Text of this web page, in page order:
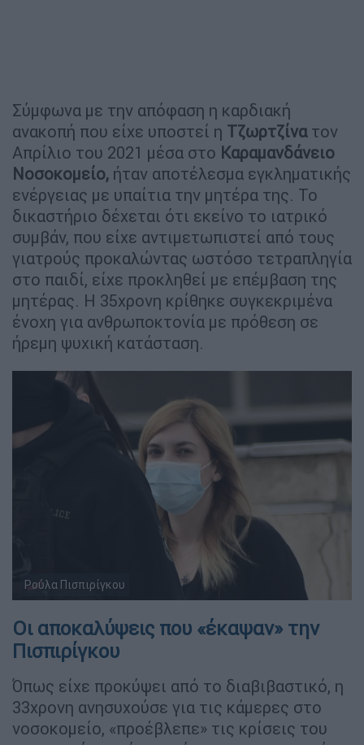
Σύμφωνα με την απόφαση η καρδιακή
ανακοπή που είχε υποστεί η Τζωρτζίνατον
Απρίλιο του 2021 μέσα στο Καραμανδάνειο
Νοσοκομείο, ήταν αποτέλεσμα εγκληματικής
ενέργειας με υπαίτια την μητέρα της. Το
δικαστήριο δέχεται ότι εκείνο το ιατρικό
συμβάν, που είχε αντιμετωπιστεί από τους
γιατρούς προκαλώντας ωστόσο τετραπληγία
στο παιδί, είχε προκληθεί με επέμβαση της
μητέρας. Η 35χρονη κρίθηκε συγκεκριμένα
ένοχη για ανθρωποκτονία με πρόθεση σε
ήρεμη ψυχική κατάσταση.
Ρούλα Πισπιρίγκου
Οι αποκαλύψεις που «έκαψαν» την
Πισπιρίγκου
Όπως είχε προκύψει από το διαβιβαστικό, η
33χρονη ανησυχούσε για τις κάμερες στο
νοσοκομείο, «προέβλεπε» τις κρίσεις του